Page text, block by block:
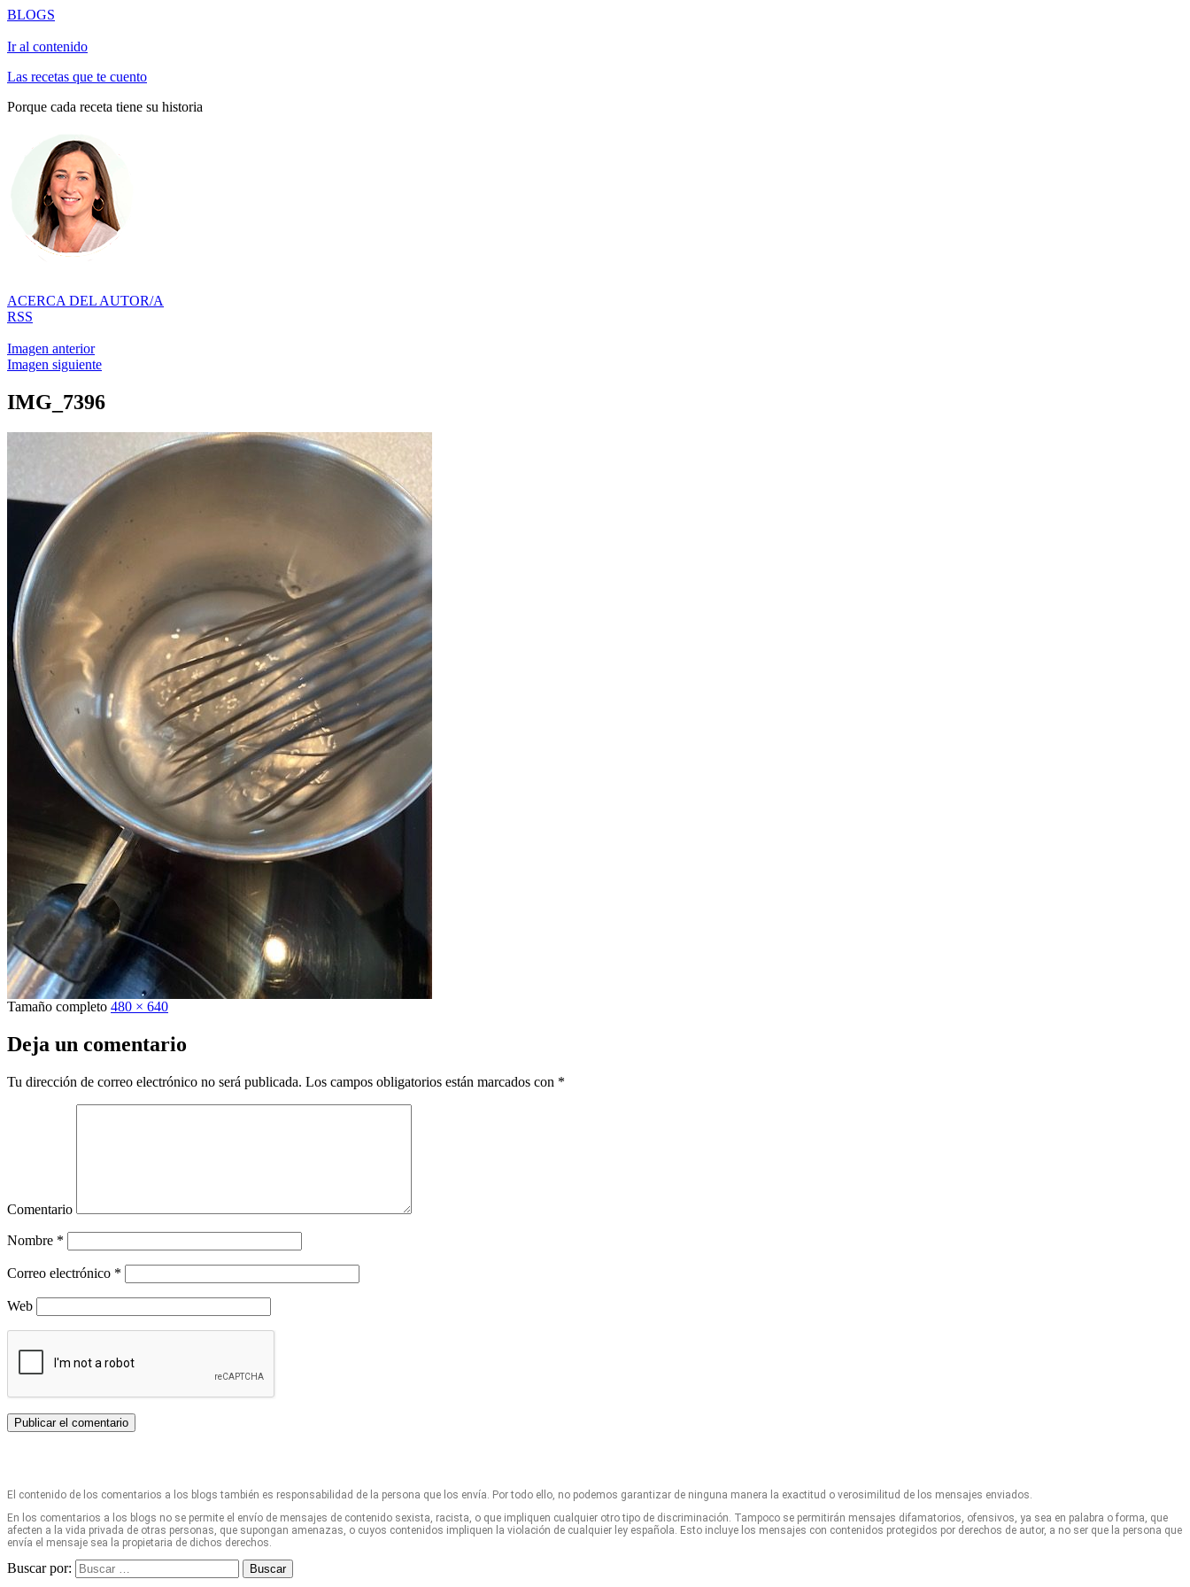
BLOGS
Ir al contenido
Las recetas que te cuento
Porque cada receta tiene su historia
ACERCA DEL AUTOR/A
RSS
Imagen anterior
Imagen siguiente
IMG_7396
Tamaño completo 480 × 640
Deja un comentario
Tu dirección de correo electrónico no será publicada. Los campos obligatorios están marcados con *
Comentario
Nombre *
Correo electrónico *
Web
El contenido de los comentarios a los blogs también es responsabilidad de la persona que los envía. Por todo ello, no podemos garantizar de ninguna manera la exactitud o verosimilitud de los mensajes enviados.
En los comentarios a los blogs no se permite el envío de mensajes de contenido sexista, racista, o que impliquen cualquier otro tipo de discriminación. Tampoco se permitirán mensajes difamatorios, ofensivos, ya sea en palabra o forma, que
afecten a la vida privada de otras personas, que supongan amenazas, o cuyos contenidos impliquen la violación de cualquier ley española. Esto incluye los mensajes con contenidos protegidos por derechos de autor, a no ser que la persona que
envía el mensaje sea la propietaria de dichos derechos.
Buscar por: Buscar